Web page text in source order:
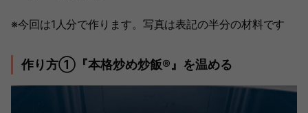
※今回は1人分で作ります。写真は表記の半分の材料です
作り方①『本格炒め炒飯®』を温める